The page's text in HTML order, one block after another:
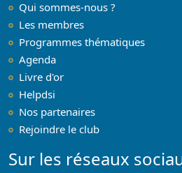
Qui sommes-nous ?
Les membres
Programmes thématiques
Agenda
Livre d'or
Helpdsi
Nos partenaires
Rejoindre le club
Sur les réseaux